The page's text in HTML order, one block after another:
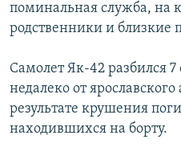
поминальная служба, на
родственники и близкие
Самолет Як-42 разбился 7
недалеко от
результате крушения
находившихся на борту.